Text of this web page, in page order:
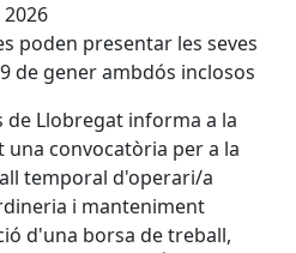
poden presentar les seves
de gener ambdós inclosos
de Llobregat informa a la
convocatòria per a la
temporal d'operari/a
i manteniment
d'una borsa de treball,